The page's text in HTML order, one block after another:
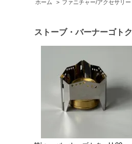
ホーム > ファニチャー/アクセサリー
ストーブ・バーナーゴトク